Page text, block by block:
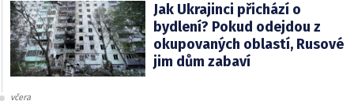
Jak Ukrajinci přichází o
bydlení? Pokud odejdou z
okupovaných oblastí, Rusové
jim dům zabaví
včera